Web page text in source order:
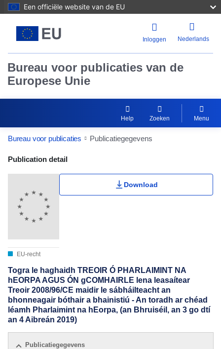
Een officiële website van de EU
Inloggen Nederlands
Bureau voor publicaties van de
Europese Unie
Help Zoeken Menu
Bureau voor publicaties Publicatiegegevens
Publication Detail Actions Portlet
Publication detail
EU-recht
Download
Togra le haghaidh TREOIR Ó PHARLAIMINT NA
hEORPA AGUS ÓN gCOMHAIRLE lena leasaítear
Treoir 2008/96/CE maidir le sábháilteacht an
bhonneagair bóthair a bhainistiú - An toradh ar chéad
léamh Pharlaimint na hEorpa, (an Bhruiséil, an 3 go dtí
an 4 Aibreán 2019)
Publicatiegegevens